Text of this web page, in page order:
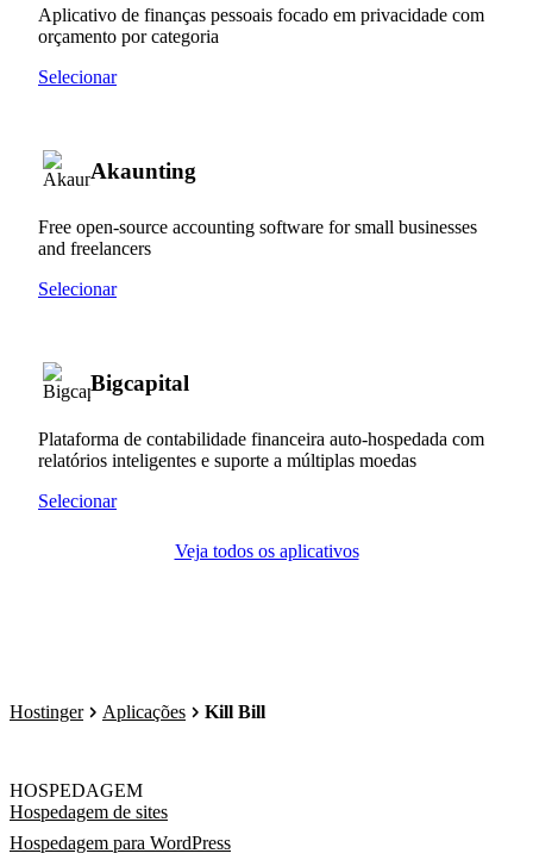
Aplicativo de finanças pessoais focado em privacidade com
orçamento por categoria
Selecionar
Akaunting
Free open-source accounting software for small businesses
and freelancers
Selecionar
Bigcapital
Plataforma de contabilidade financeira auto-hospedada com
relatórios inteligentes e suporte a múltiplas moedas
Selecionar
Veja todos os aplicativos
Hostinger Aplicações Kill Bill
HOSPEDAGEM
Hospedagem de sites
Hospedagem para WordPress